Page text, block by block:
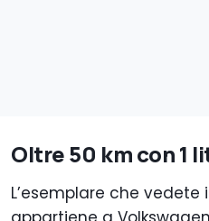
Oltre 50 km con 1
L’esemplare che